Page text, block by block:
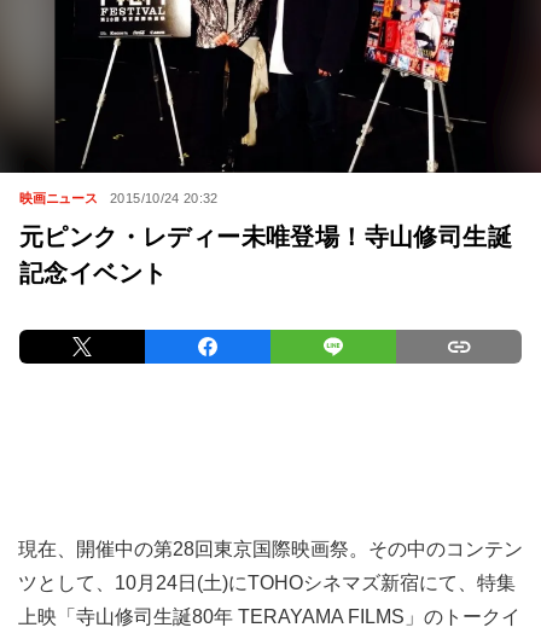
映画ニュース 2015/10/24 20:32
元ピンク・レディー未唯登場！寺山修司生誕
記念イベント
現在、開催中の第28回東京国際映画祭。その中のコンテン
ツとして、10月24日(土)にTOHOシネマズ新宿にて、特集
上映「寺山修司生誕80年 TERAYAMA FILMS」のトークイ